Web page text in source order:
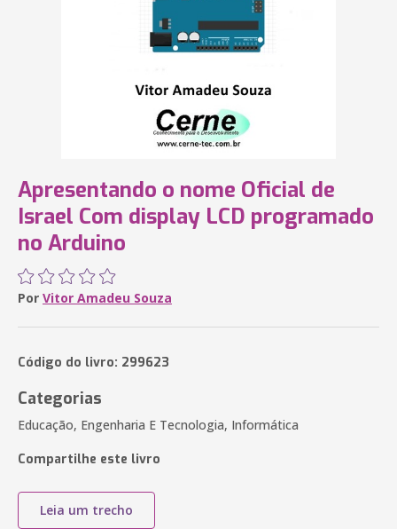
Apresentando o nome Oficial de
Israel Com display LCD programado
no Arduino
Por Vitor Amadeu Souza
Código do livro: 299623
Categorias
Educação, Engenharia E Tecnologia, Informática
Compartilhe este livro
Leia um trecho